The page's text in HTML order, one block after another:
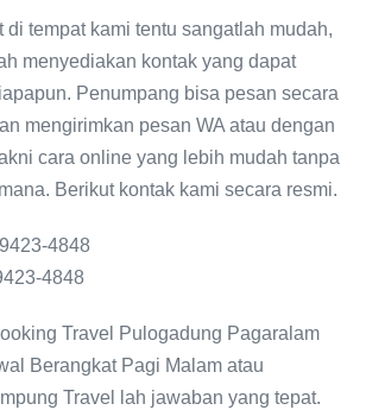
di tempat kami tentu sangatlah mudah,
menyediakan kontak yang dapat
Penumpang bisa pesan secara
mengirimkan pesan WA atau dengan
cara online yang lebih mudah tanpa
Berikut kontak kami secara resmi.
4848
4848
Travel Pulogadung Pagaralam
Berangkat Pagi Malam atau
Travel lah jawaban yang tepat.